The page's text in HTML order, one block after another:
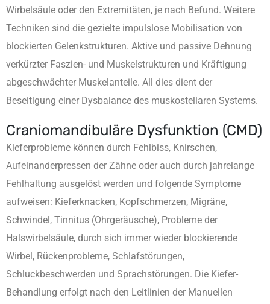
Wirbelsäule oder den Extremitäten, je nach Befund. Weitere
Techniken sind die gezielte impulslose Mobilisation von
blockierten Gelenkstrukturen. Aktive und passive Dehnung
verkürzter Faszien- und Muskelstrukturen und Kräftigung
abgeschwächter Muskelanteile. All dies dient der
Beseitigung einer Dysbalance des muskostellaren Systems.
Craniomandibuläre Dysfunktion (CMD)
Kieferprobleme können durch Fehlbiss, Knirschen,
Aufeinanderpressen der Zähne oder auch durch jahrelange
Fehlhaltung ausgelöst werden und folgende Symptome
aufweisen: Kieferknacken, Kopfschmerzen, Migräne,
Schwindel, Tinnitus (Ohrgeräusche), Probleme der
Halswirbelsäule, durch sich immer wieder blockierende
Wirbel, Rückenprobleme, Schlafstörungen,
Schluckbeschwerden und Sprachstörungen. Die Kiefer-
Behandlung erfolgt nach den Leitlinien der Manuellen